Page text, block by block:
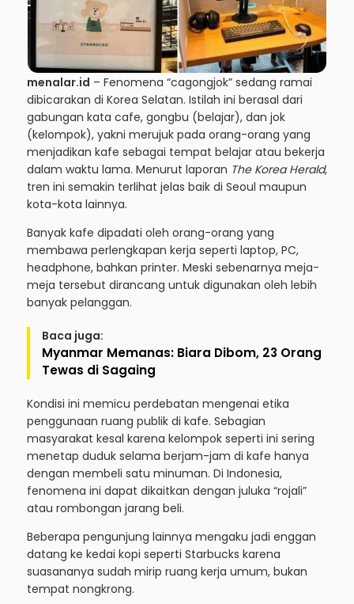
menalar.id – Fenomena “cagongjok” sedang ramai
dibicarakan di Korea Selatan. Istilah ini berasal dari
gabungan kata cafe, gongbu (belajar), dan jok
(kelompok), yakni merujuk pada orang-orang yang
menjadikan kafe sebagai tempat belajar atau bekerja
dalam waktu lama. Menurut laporan The Korea Herald,
tren ini semakin terlihat jelas baik di Seoul maupun
kota-kota lainnya.
Banyak kafe dipadati oleh orang-orang yang
membawa perlengkapan kerja seperti laptop, PC,
headphone, bahkan printer. Meski sebenarnya meja-
meja tersebut dirancang untuk digunakan oleh lebih
banyak pelanggan.
Baca juga:
Myanmar Memanas: Biara Dibom, 23 Orang
Tewas di Sagaing
Kondisi ini memicu perdebatan mengenai etika
penggunaan ruang publik di kafe. Sebagian
masyarakat kesal karena kelompok seperti ini sering
menetap duduk selama berjam-jam di kafe hanya
dengan membeli satu minuman. Di Indonesia,
fenomena ini dapat dikaitkan dengan juluka “rojali”
atau rombongan jarang beli.
Beberapa pengunjung lainnya mengaku jadi enggan
datang ke kedai kopi seperti Starbucks karena
suasananya sudah mirip ruang kerja umum, bukan
tempat nongkrong.